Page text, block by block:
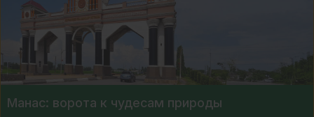
Манас: ворота к чудесам природы